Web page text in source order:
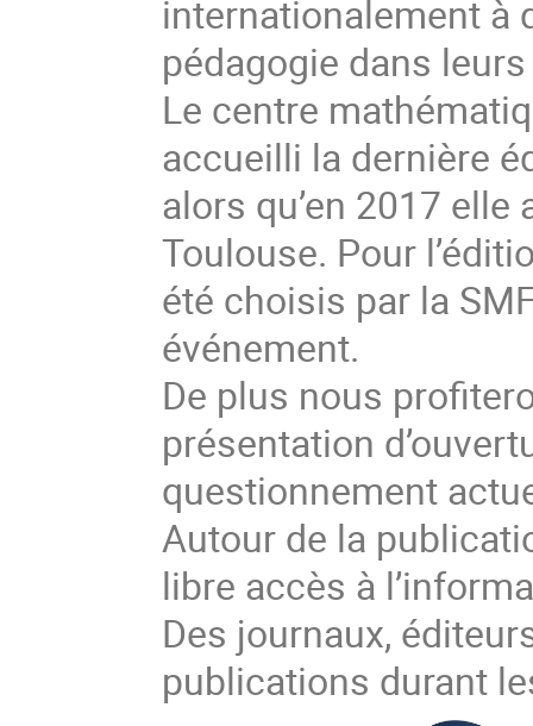
internationalement à
pédagogie dans
Le centre
accueilli la dernière
alors qu’en 2017
Toulouse. Pour
été choisis par la
événement.
De plus nous
présentation
questionnement
Autour de la
libre accès à
Des journaux,
publications durant